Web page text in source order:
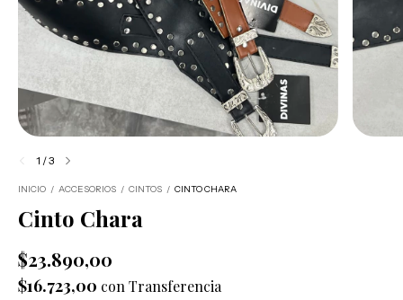
1 /3
INICIO / ACCESORIOS / CINTOS / CINTO CHARA
Cinto Chara
$23.890,00
$16.723,00 con Transferencia